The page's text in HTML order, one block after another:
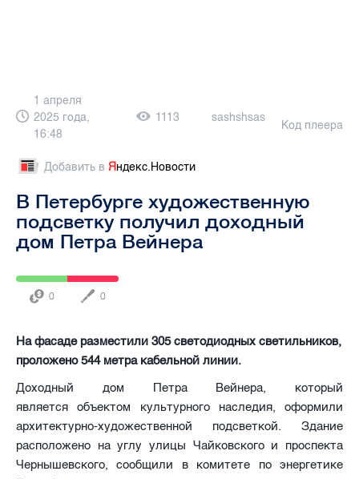
1 апреля
2025 года,
16:48
1113 sashshsas
Код плеера
Добавить в Яндекс.Новости
В Петербурге художественную
подсветку получил доходный
дом Петра Вейнера
0 0
На фасаде разместили 305 светодиодных светильников,
проложено 544 метра кабельной линии.
Доходный дом Петра Вейнера, который
является объектом культурного наследия, оформили
архитектурно-художественной подсветкой. Здание
расположено на углу улицы Чайковского и проспекта
Чернышевского, сообщили в комитете по энергетике